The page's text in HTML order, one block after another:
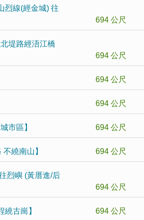
烈線(經金城) 往
694 公尺
堤路經浯江橋
694 公尺
694 公尺
694 公尺
市區】 694 公尺
繞南山】 694 公尺
烈嶼 (黃厝進/后
694 公尺
繞古崗】 694 公尺